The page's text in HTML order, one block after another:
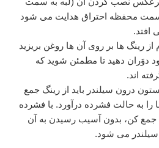
سمت محفظه احتراق هدایت می شود
افتد.
رینگ ها بر روی آن ها روغن بریزید
دوَران دهید تا مطمئن شوید که
اند.
درون سیلندر باید از رینگ جمع
را به حالت فشرده درآورد. با فشرده
کن، بدون آسیب رسیدن به آن
سیلندر می شود.